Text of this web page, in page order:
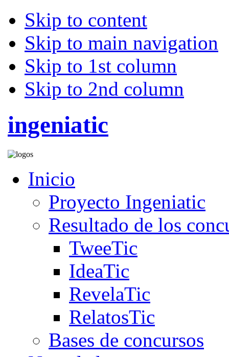
Skip to content
Skip to main navigation
Skip to 1st column
Skip to 2nd column
ingeniatic
Inicio
Proyecto Ingeniatic
Resultado de los
TweeTic
IdeaTic
RevelaTic
RelatosTic
Bases de concursos